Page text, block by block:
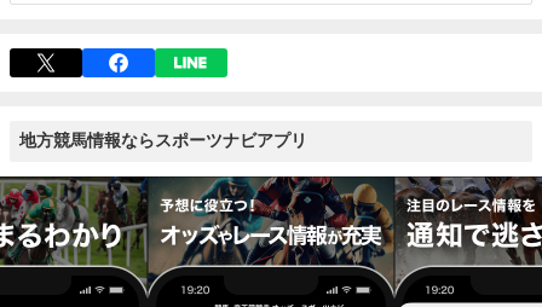
地方競馬情報ならスポーツナビアプリ